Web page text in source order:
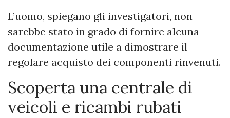
L’uomo, spiegano gli investigatori, non
sarebbe stato in grado di fornire alcuna
documentazione utile a dimostrare il
regolare acquisto dei componenti rinvenuti.
Scoperta una centrale di
veicoli e ricambi rubati